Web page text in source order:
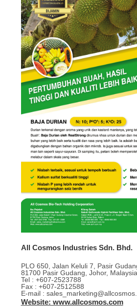
All Cosmos Industries Sdn. Bhd.
PLO 650, Jalan Keluli 7, Pasir
81700 Pasir Gudang, Johor, Malaysia.
Tel : +607-2523788
Fax : +607-2512588
E-mail :
Website: www.allcosmos.com